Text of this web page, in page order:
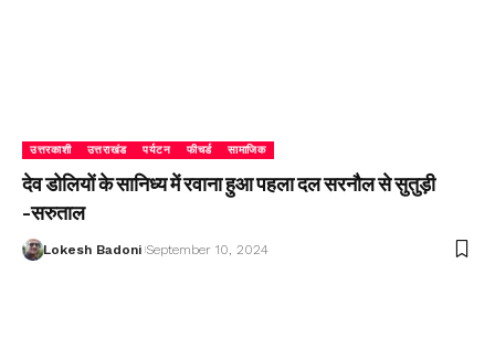
उत्तरकाशी उत्तराखंड पर्यटन फीचर्ड सामाजिक
देव डोलियों के सानिध्य में रवाना हुआ पहला दल सरनौल से सुतुड़ी
-सरुताल
Lokesh Badoni September 10, 2024